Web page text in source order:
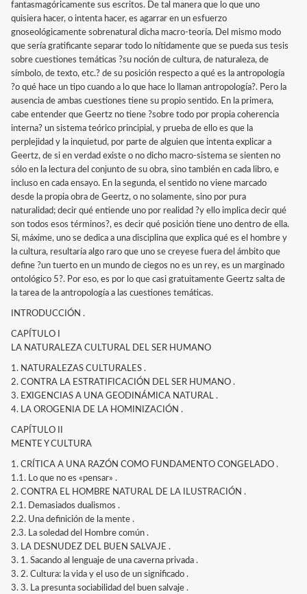
fantasmagóricamente sus escritos. De tal manera que lo que uno
quisiera hacer, o intenta hacer, es agarrar en un esfuerzo
gnoseológicamente sobrenatural dicha macro-teoría. Del mismo modo
que sería gratificante separar todo lo nítidamente que se pueda sus tesis
sobre cuestiones temáticas ?su noción de cultura, de naturaleza, de
símbolo, de texto, etc.? de su posición respecto a qué es la antropología
?o qué hace un tipo cuando a lo que hace lo llaman antropología?. Pero la
ausencia de ambas cuestiones tiene su propio sentido. En la primera,
cabe entender que Geertz no tiene ?sobre todo por propia coherencia
interna? un sistema teórico principial, y prueba de ello es que la
perplejidad y la inquietud, por parte de alguien que intenta explicar a
Geertz, de si en verdad existe o no dicho macro-sistema se sienten no
sólo en la lectura del conjunto de su obra, sino también en cada libro, e
incluso en cada ensayo. En la segunda, el sentido no viene marcado
desde la propia obra de Geertz, o no solamente, sino por pura
naturalidad; decir qué entiende uno por realidad ?y ello implica decir qué
son todos esos términos?, es decir qué posición tiene uno dentro de ella.
Si, máxime, uno se dedica a una disciplina que explica qué es el hombre y
la cultura, resultaría algo raro que uno se creyese fuera del ámbito que
define ?un tuerto en un mundo de ciegos no es un rey, es un marginado
ontológico 5?. Por eso, es por lo que casi gratuitamente Geertz salta de
la tarea de la antropología a las cuestiones temáticas.
INTRODUCCIÓN .
CAPÍTULO I
LA NATURALEZA CULTURAL DEL SER HUMANO
1. NATURALEZAS CULTURALES .
2. CONTRA LA ESTRATIFICACIÓN DEL SER HUMANO .
3. EXIGENCIAS A UNA GEODINÁMICA NATURAL .
4. LA OROGENIA DE LA HOMINIZACIÓN .
CAPÍTULO II
MENTE Y CULTURA
1. CRÍTICA A UNA RAZÓN COMO FUNDAMENTO CONGELADO .
1.1. Lo que no es «pensar» .
2. CONTRA EL HOMBRE NATURAL DE LA ILUSTRACIÓN .
2.1. Demasiados dualismos .
2.2. Una definición de la mente .
2.3. La soledad del Hombre común .
3. LA DESNUDEZ DEL BUEN SALVAJE .
3. 1. Sacando al lenguaje de una caverna privada .
3. 2. Cultura: la vida y el uso de un significado .
3. 3. La presunta sociabilidad del buen salvaje .